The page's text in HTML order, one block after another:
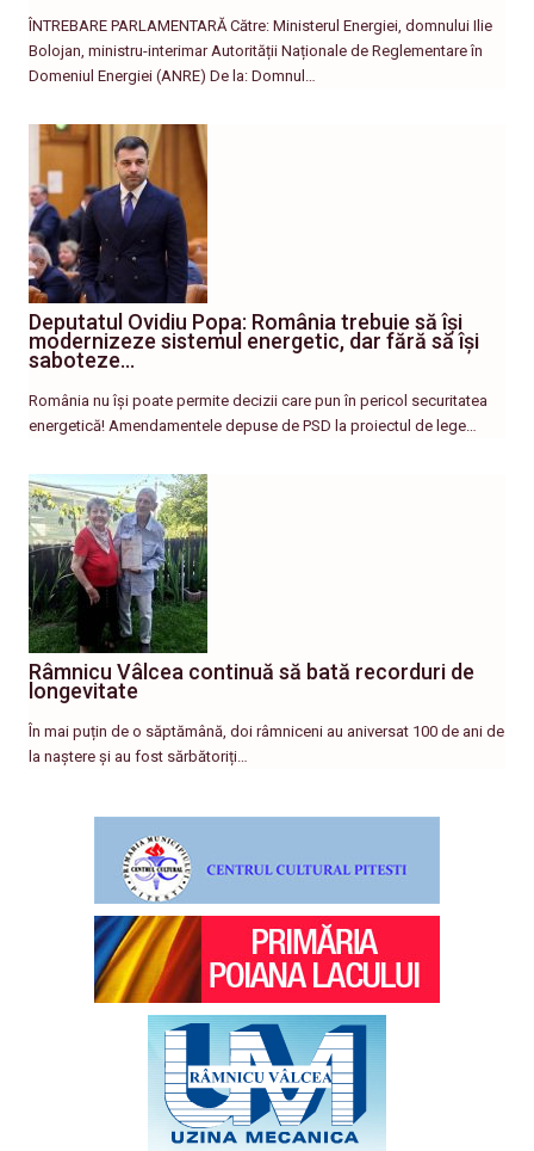
ÎNTREBARE PARLAMENTARĂ Către: Ministerul Energiei, domnului Ilie
Bolojan, ministru-interimar Autorității Naționale de Reglementare în
Domeniul Energiei (ANRE) De la: Domnul…
Deputatul Ovidiu Popa: România trebuie să își
modernizeze sistemul energetic, dar fără să își
saboteze…
România nu își poate permite decizii care pun în pericol securitatea
energetică! Amendamentele depuse de PSD la proiectul de lege…
Râmnicu Vâlcea continuă să bată recorduri de
longevitate
În mai puțin de o săptămână, doi râmniceni au aniversat 100 de ani de
la naștere și au fost sărbătoriți…